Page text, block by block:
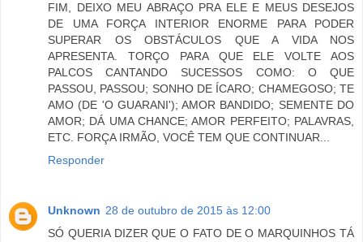
FIM, DEIXO MEU ABRAÇO PRA ELE E MEUS DESEJOS
DE UMA FORÇA INTERIOR ENORME PARA PODER
SUPERAR OS OBSTÁCULOS QUE A VIDA NOS
APRESENTA. TORÇO PARA QUE ELE VOLTE AOS
PALCOS CANTANDO SUCESSOS COMO: O QUE
PASSOU, PASSOU; SONHO DE ÍCARO; CHAMEGOSO; TE
AMO (DE 'O GUARANI'); AMOR BANDIDO; SEMENTE DO
AMOR; DÁ UMA CHANCE; AMOR PERFEITO; PALAVRAS,
ETC. FORÇA IRMÃO, VOCÊ TEM QUE CONTINUAR...
Responder
Unknown 28 de outubro de 2015 às 12:00
SÓ QUERIA DIZER QUE O FATO DE O MARQUINHOS TÁ